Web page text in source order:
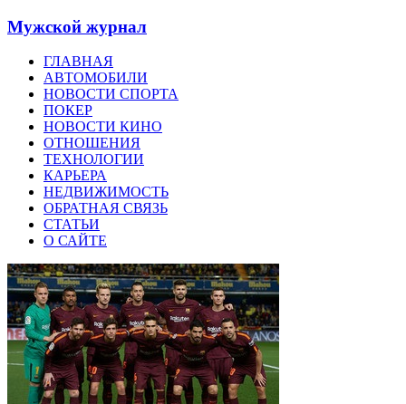
Мужской журнал
ГЛАВНАЯ
АВТОМОБИЛИ
НОВОСТИ СПОРТА
ПОКЕР
НОВОСТИ КИНО
ОТНОШЕНИЯ
ТЕХНОЛОГИИ
КАРЬЕРА
НЕДВИЖИМОСТЬ
ОБРАТНАЯ СВЯЗЬ
СТАТЬИ
О САЙТЕ